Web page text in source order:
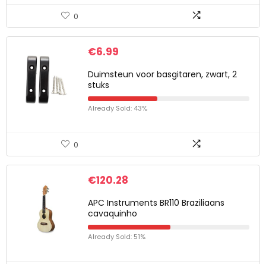
0
€6.99
Duimsteun voor basgitaren, zwart, 2
stuks
Already Sold: 43%
0
€120.28
APC Instruments BR110 Braziliaans
cavaquinho
Already Sold: 51%